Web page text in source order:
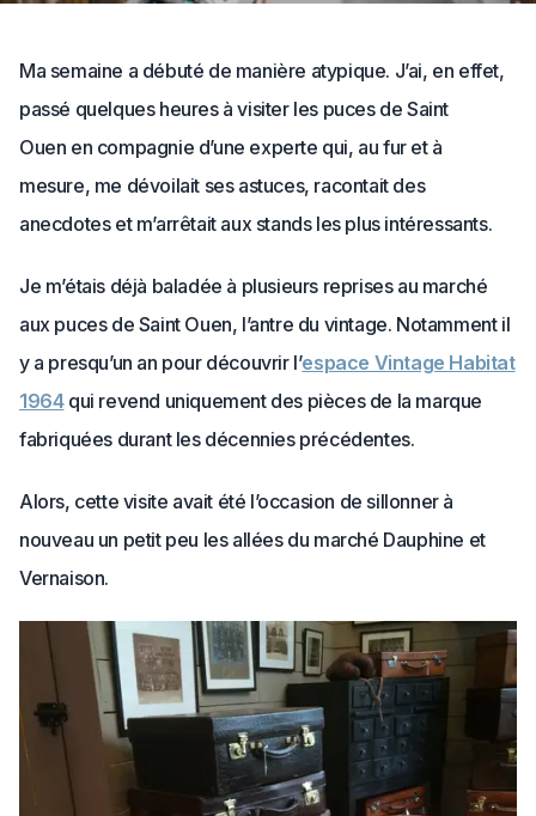
Ma semaine a débuté de manière atypique. J’ai, en effet,
passé quelques heures à visiter les puces de Saint
Ouen en compagnie d’une experte qui, au fur et à
mesure, me dévoilait ses astuces, racontait des
anecdotes et m’arrêtait aux stands les plus intéressants.
Je m’étais déjà baladée à plusieurs reprises au marché
aux puces de Saint Ouen, l’antre du vintage. Notamment il
y a presqu’un an pour découvrir l’espace Vintage Habitat
1964qui revend uniquement des pièces de la marque
fabriquées durant les décennies précédentes.
Alors, cette visite avait été l’occasion de sillonner à
nouveau un petit peu les allées du marché Dauphine et
Vernaison.